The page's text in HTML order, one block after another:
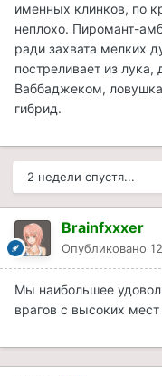
именных клинков, по
неплохо. Пиромант-
ради захвата мелких
постреливает из лука,
Ваббаджеком,
гибрид.
2 недели спустя...
Brainfxxxer
Опубликовано
Мы наибольшее
врагов с высоких